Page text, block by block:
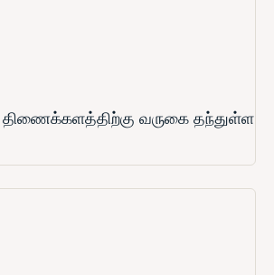
திணைக்களத்திற்கு வருகை தந்துள்ள